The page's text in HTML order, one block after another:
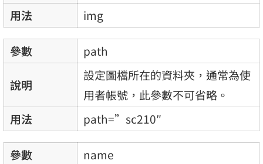
用法
img
參數 path
說明
設定圖檔所在的資料夾，通常為使
用者帳號，此參數不可省略。
用法
path=”sc210″
參數 name